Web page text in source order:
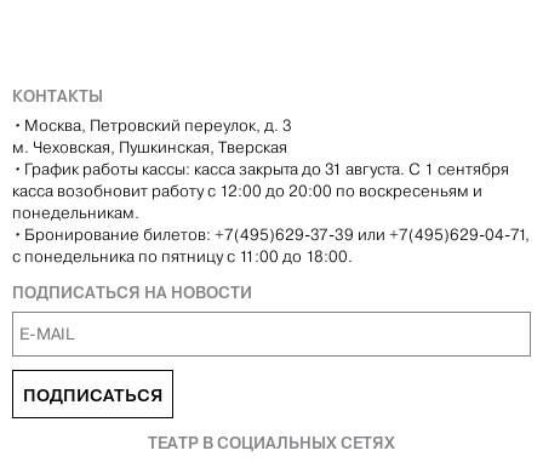
КОНТАКТЫ
• Москва, Петровский переулок, д. 3
м. Чеховская, Пушкинская, Тверская
• График работы кассы: касса закрыта до 31 августа. С 1 сентября
касса возобновит работу с 12:00 до 20:00 по воскресеньям и
понедельникам.
• Бронирование билетов: +7(495)629-37-39 или +7(495)629-04-71,
с понедельника по пятницу с 11:00 до 18:00.
ПОДПИСАТЬСЯ НА НОВОСТИ
ПОДПИСАТЬСЯ
ТЕАТР В СОЦИАЛЬНЫХ СЕТЯХ